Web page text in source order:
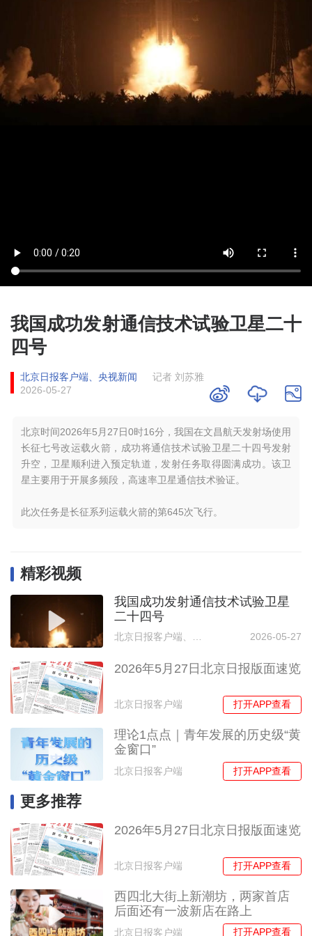
我国成功发射通信技术试验卫星二十
四号
北京日报客户端、央视新闻
记者 刘苏雅
2026-05-27
北京时间2026年5月27日0时16分，我国在文昌航天发射场使用
长征七号改运载火箭，成功将通信技术试验卫星二十四号发射
升空，卫星顺利进入预定轨道，发射任务取得圆满成功。该卫
星主要用于开展多频段，高速率卫星通信技术验证。
此次任务是长征系列运载火箭的第645次飞行。
精彩视频
我国成功发射通信技术试验卫星
二十四号
北京日报客户端、央视新闻 2026-05-27
2026年5月27日北京日报版面速览
北京日报客户端 打开APP查看
理论1点点｜青年发展的历史级“黄
金窗口”
北京日报客户端 打开APP查看
更多推荐
2026年5月27日北京日报版面速览
北京日报客户端 打开APP查看
西四北大街上新潮坊，两家首店
后面还有一波新店在路上
北京日报客户端 打开APP查看